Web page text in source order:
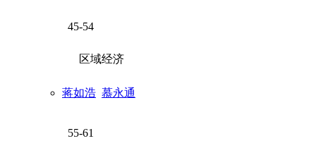
45-54
区域经济
蒋如浩 慕永通
55-61